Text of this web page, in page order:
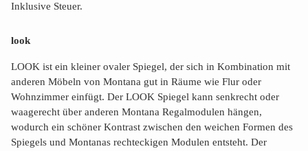
Inklusive Steuer.
look
LOOK ist ein kleiner ovaler Spiegel, der sich in Kombination mit
anderen Möbeln von Montana gut in Räume wie Flur oder
Wohnzimmer einfügt. Der LOOK Spiegel kann senkrecht oder
waagerecht über anderen Montana Regalmodulen hängen,
wodurch ein schöner Kontrast zwischen den weichen Formen des
Spiegels und Montanas rechteckigen Modulen entsteht. Der